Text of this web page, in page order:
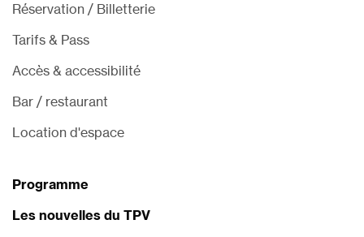
Réservation / Billetterie
Tarifs & Pass
Accès & accessibilité
Bar / restaurant
Location d'espace
Programme
Les nouvelles du TPV